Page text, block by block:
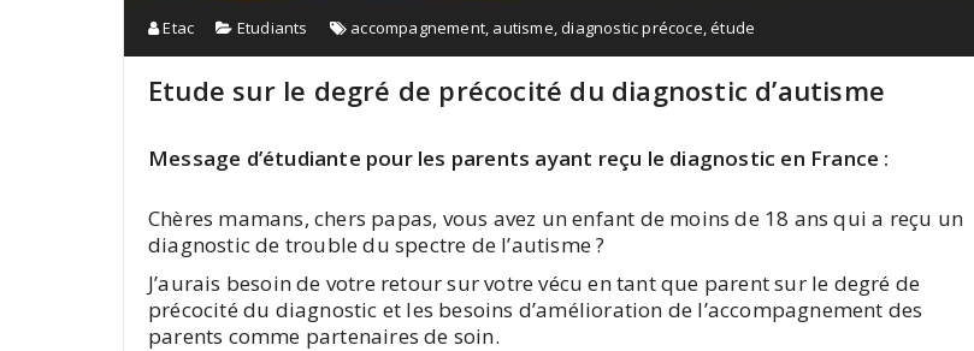
Etac Etudiants accompagnement, autisme,diagnostic précoce,étude
Etude sur le degré de précocité du diagnostic d’autisme
Message d’étudiante pour les parents ayant reçu le diagnostic en France :
Chères mamans, chers papas, vous avez un enfant de moins de 18 ans qui a reçu un
diagnostic de trouble du spectre de l’autisme ?
J’aurais besoin de votre retour sur votre vécu en tant que parent sur le degré de
précocité du diagnostic et les besoins d’amélioration de l’accompagnement des
parents comme partenaires de soin.